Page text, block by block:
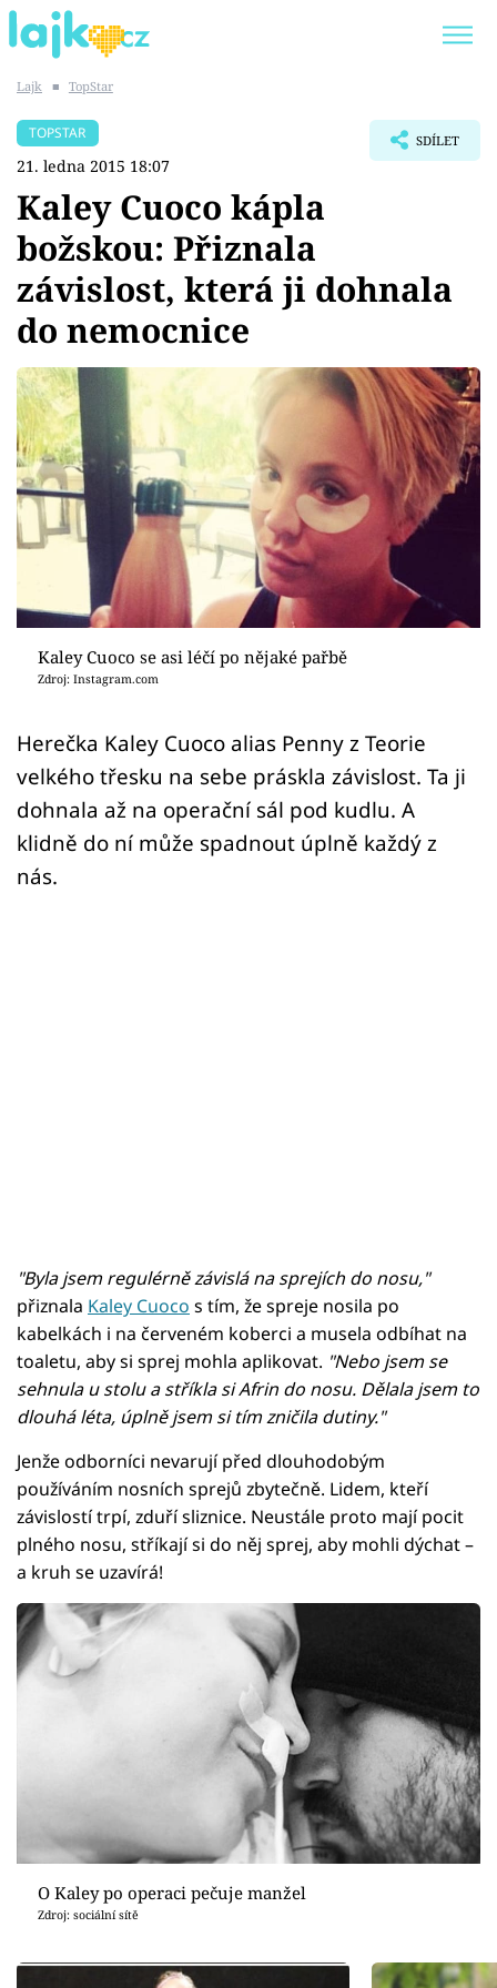
SHOPAHOLICADEL
Témata
Showbyznys
Youtubeři
Virály
Sex a vztahy
Videa
Sledujte prima+
Přihlášení
Lajk ■ TopStar
TOPSTAR
21. ledna 2015 18:07
SDÍLET
Kaley Cuoco kápla
božskou: Přiznala
závislost, která ji dohnala
do nemocnice
Kaley Cuoco se asi léčí po nějaké pařbě
Zdroj: Instagram.com
Herečka Kaley Cuoco alias Penny z Teorie
velkého třesku na sebe práskla závislost. Ta ji
dohnala až na operační sál pod kudlu. A
klidně do ní může spadnout úplně každý z
nás.
"Byla jsem regulérně závislá na sprejích do nosu,"
přiznala Kaley Cuoco s tím, že spreje nosila po
kabelkách i na červeném koberci a musela odbíhat na
toaletu, aby si sprej mohla aplikovat. "Nebo jsem se
sehnula u stolu a stříkla si Afrin do nosu. Dělala jsem to
dlouhá léta, úplně jsem si tím zničila dutiny."
Jenže odborníci nevarují před dlouhodobým
používáním nosních sprejů zbytečně. Lidem, kteří
závislostí trpí, zduří sliznice. Neustále proto mají pocit
plného nosu, stříkají si do něj sprej, aby mohli dýchat –
a kruh se uzavírá!
O Kaley po operaci pečuje manžel
Zdroj: sociální sítě